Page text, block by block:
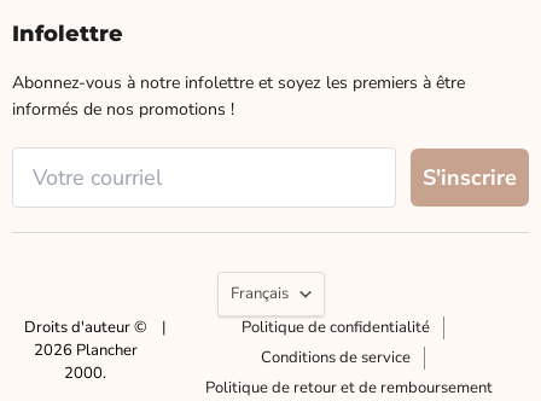
Infolettre
Abonnez-vous à notre infolettre et soyez les premiers à être
informés de nos promotions !
Langue
Français
Droits d'auteur ©
2026 Plancher
2000.
|
Politique de confidentialité
Conditions de service
Politique de retour et de remboursement